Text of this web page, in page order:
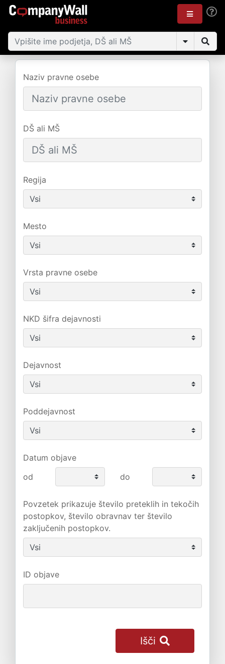
Naziv pravne osebe
DŠ ali MŠ
Regija
Mesto
Vrsta pravne osebe
NKD šifra dejavnosti
Dejavnost
Poddejavnost
Datum objave
od
do
Povzetek prikazuje število preteklih in tekočih
postopkov, število obravnav ter število
zaključenih postopkov.
ID objave
Išči